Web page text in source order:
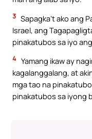
3 Sapagka’t ako ang
Israel, ang
pinakatubos sa iyo
4 Yamang ikaw ay
kagalanggalang, at
mga tao na
pinakatubos sa iyong